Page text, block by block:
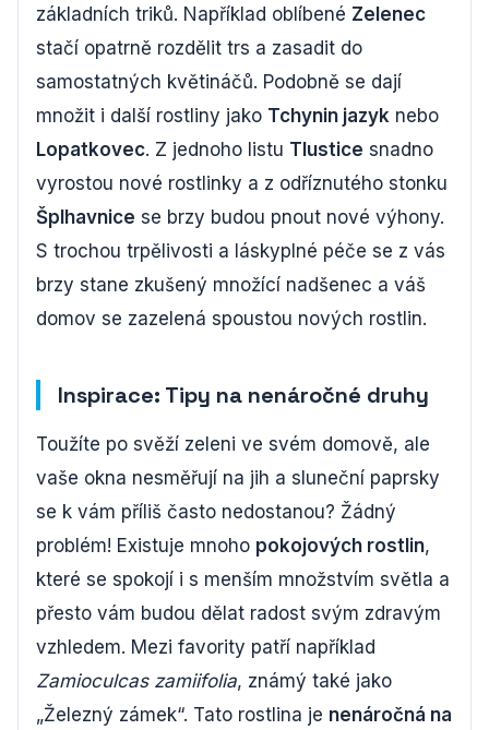
základních triků. Například oblíbené Zelenec
stačí opatrně rozdělit trs a zasadit do
samostatných květináčů. Podobně se dají
množit i další rostliny jako Tchynin jazyk nebo
Lopatkovec. Z jednoho listu Tlustice snadno
vyrostou nové rostlinky a z odříznutého stonku
Šplhavnice se brzy budou pnout nové výhony.
S trochou trpělivosti a láskyplné péče se z vás
brzy stane zkušený množící nadšenec a váš
domov se zazelená spoustou nových rostlin.
Inspirace: Tipy na nenáročné druhy
Toužíte po svěží zeleni ve svém domově, ale
vaše okna nesměřují na jih a sluneční paprsky
se k vám příliš často nedostanou? Žádný
problém! Existuje mnoho pokojových rostlin,
které se spokojí i s menším množstvím světla a
přesto vám budou dělat radost svým zdravým
vzhledem. Mezi favority patří například
Zamioculcas zamiifolia, známý také jako
„Železný zámek“. Tato rostlina je nenáročná na